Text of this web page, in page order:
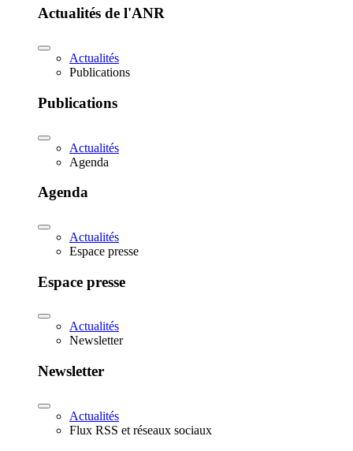
Actualités de l'ANR
Actualités
Publications
Publications
Actualités
Agenda
Agenda
Actualités
Espace presse
Espace presse
Actualités
Newsletter
Newsletter
Actualités
Flux RSS et réseaux sociaux